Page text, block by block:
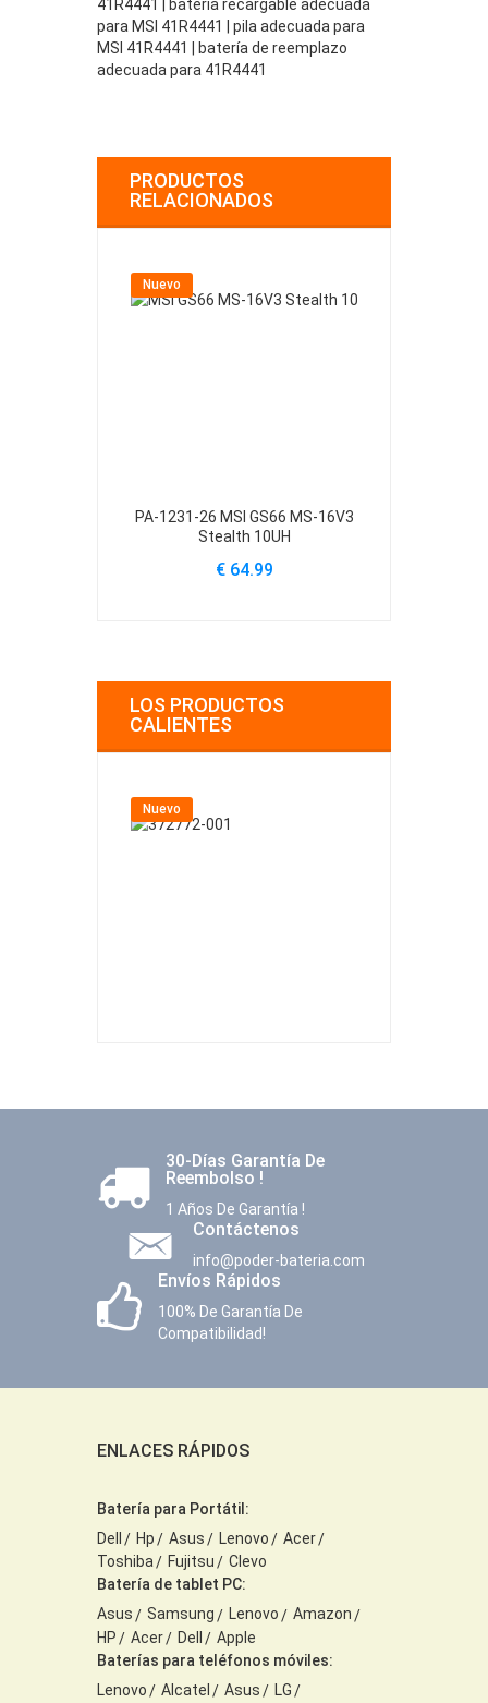
41R4441 | batería recargable adecuada
para MSI 41R4441 | pila adecuada para
MSI 41R4441 | batería de reemplazo
adecuada para 41R4441
PRODUCTOS
RELACIONADOS
Nuevo
PA-1231-26 MSI GS66 MS-16V3
Stealth 10UH
€ 64.99
LOS PRODUCTOS
CALIENTES
Nuevo
30-Días Garantía De
Reembolso !
1 Años De Garantía !
Contáctenos
info@poder-bateria.com
Envíos Rápidos
100% De Garantía De
Compatibilidad!
ENLACES RÁPIDOS
Batería para Portátil:
Dell
Hp Asus Lenovo
Acer
Toshiba
Fujitsu
Clevo
Batería de tablet PC:
Asus
Samsung Lenovo
Amazon
HP
Acer Dell
Apple
Baterías para teléfonos móviles:
Lenovo
Alcatel Asus
LG